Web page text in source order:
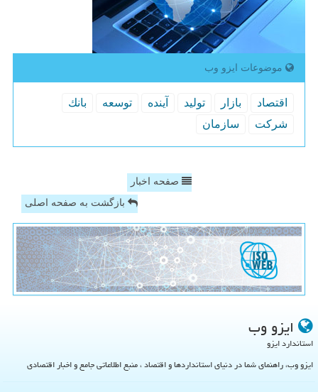
موضوعات ایزو وب
اقتصاد بازار تولید آینده توسعه
بانك
شركت
سازمان
صفحه اخبار
بازگشت به صفحه اصلی
ایزو وب
استاندارد ایزو
ایزو وب، راهنمای شما در دنیای استانداردها و اقتصاد ، منبع اطلاعاتی جامع و اخبار اقتصادی